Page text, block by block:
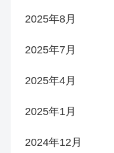
2025年8月
2025年7月
2025年4月
2025年1月
2024年12月